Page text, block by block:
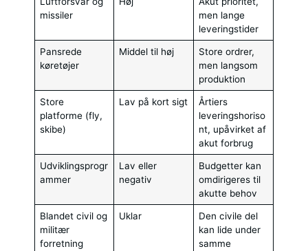
missiler
men lange
leveringstider
Pansrede
køretøjer
Middel til høj
Store ordrer,
men langsom
produktion
Store
platforme (fly,
skibe)
Lav på kort sigt
Årtiers
leveringshoriso
nt, upåvirket af
akut forbrug
Udviklingsprogr
ammer
Lav eller
negativ
Budgetter kan
omdirigeres til
akutte behov
Blandet civil og
militær
forretning
Uklar
Den civile del
kan lide under
samme